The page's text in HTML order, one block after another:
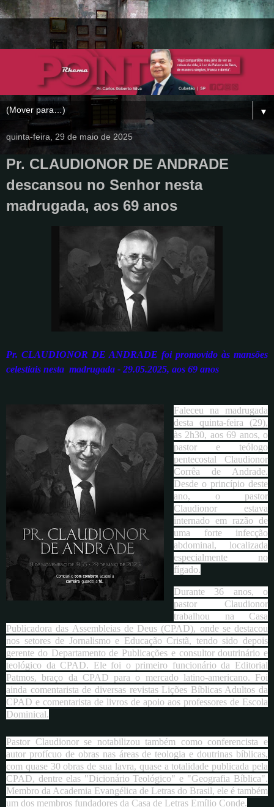
▼
quinta-feira, 29 de maio de 2025
Pr. CLAUDIONOR DE ANDRADE
descansou no Senhor nesta
madrugada, aos 69 anos
Pr. CLAUDIONOR DE ANDRADE foi promovido às mansões
celestiais nesta madrugada - 29.05.2025, aos 69 anos
Faleceu na madrugada
desta quinta-feira (29),
às 2h30, aos 69 anos, o
pastor e teólogo
pentecostal Claudionor
Corrêa de Andrade.
Desde o princípio deste
ano, o pastor
Claudionor estava
internado em razão de
uma forte infecção
abdominal, localizada
especialmente no
fígado.
Durante 36 anos, o
pastor Claudionor
trabalhou na Casa
Publicadora das Assembleias de Deus (CPAD), onde se destacou
nos setores de Jornalismo e Educação Cristã, tendo sido depois
gerente do Departamento de Publicações e consultor doutrinário e
teológico da CPAD. Ele foi o primeiro funcionário da Editorial
Patmos, braço da CPAD para o mercado latino-americano. Foi
ainda comentarista de diversas revistas Lições Bíblicas Adultos da
CPAD e comentarista de livros de apoio aos professores de Escola
Dominical.
Pastor Claudionor se notabilizou também como conferencista e
autor profícuo de obras nas áreas de teologia e doutrinas bíblicas,
com quase 30 obras de sua lavra, quase a totalidade publicada pela
CPAD, dentre elas "Dicionário Teológico" e "Geografia Bíblica".
Membro da Academia Evangélica de Letras do Brasil, ele é também
um dos membros fundadores da Casa de Letras Emílio Conde.